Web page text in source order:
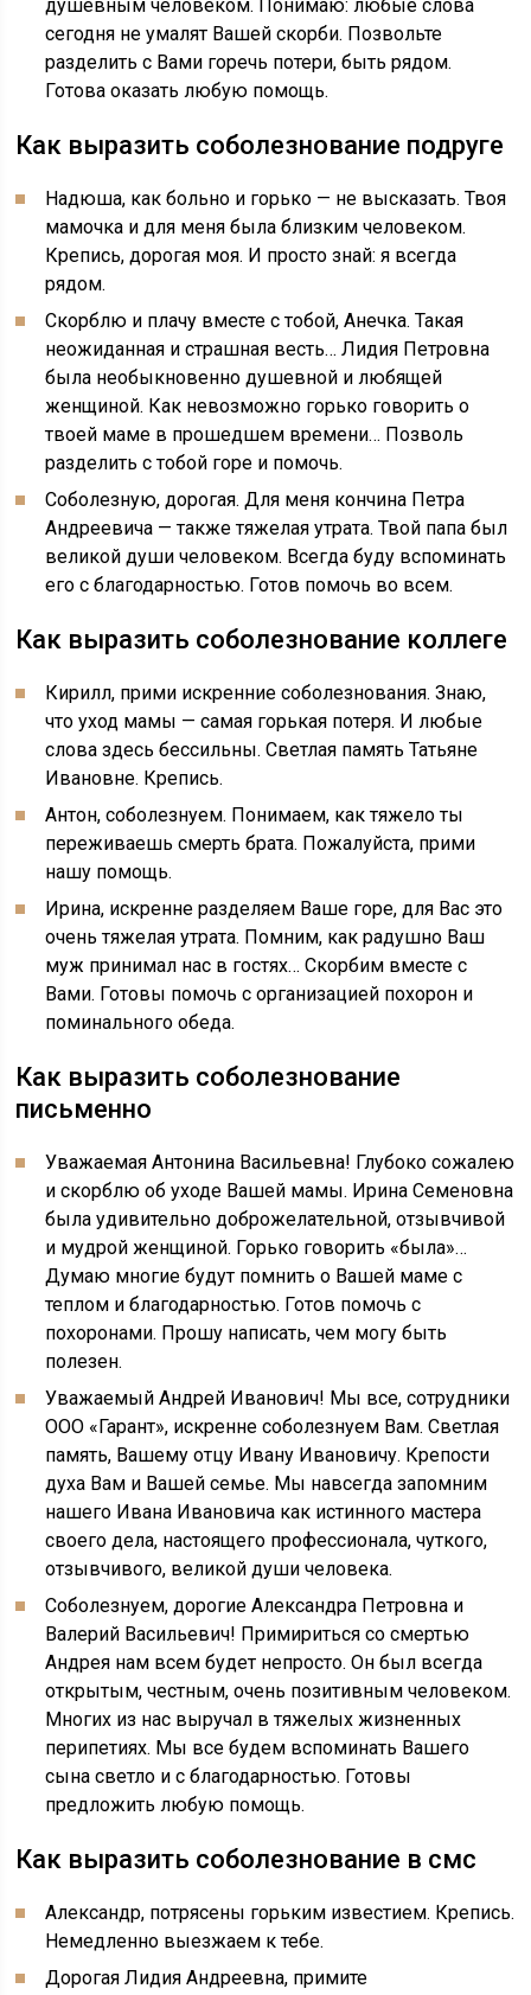
душевным человеком. Понимаю: любые слова
сегодня не умалят Вашей скорби. Позвольте
разделить с Вами горечь потери, быть рядом.
Готова оказать любую помощь.
Как выразить соболезнование подруге
Надюша, как больно и горько — не высказать. Твоя
мамочка и для меня была близким человеком.
Крепись, дорогая моя. И просто знай: я всегда
рядом.
Скорблю и плачу вместе с тобой, Анечка. Такая
неожиданная и страшная весть… Лидия Петровна
была необыкновенно душевной и любящей
женщиной. Как невозможно горько говорить о
твоей маме в прошедшем времени… Позволь
разделить с тобой горе и помочь.
Соболезную, дорогая. Для меня кончина Петра
Андреевича — также тяжелая утрата. Твой папа был
великой души человеком. Всегда буду вспоминать
его с благодарностью. Готов помочь во всем.
Как выразить соболезнование коллеге
Кирилл, прими искренние соболезнования. Знаю,
что уход мамы — самая горькая потеря. И любые
слова здесь бессильны. Светлая память Татьяне
Ивановне. Крепись.
Антон, соболезнуем. Понимаем, как тяжело ты
переживаешь смерть брата. Пожалуйста, прими
нашу помощь.
Ирина, искренне разделяем Ваше горе, для Вас это
очень тяжелая утрата. Помним, как радушно Ваш
муж принимал нас в гостях… Скорбим вместе с
Вами. Готовы помочь с организацией похорон и
поминального обеда.
Как выразить соболезнование
письменно
Уважаемая Антонина Васильевна! Глубоко сожалею
и скорблю об уходе Вашей мамы. Ирина Семеновна
была удивительно доброжелательной, отзывчивой
и мудрой женщиной. Горько говорить «была»…
Думаю многие будут помнить о Вашей маме с
теплом и благодарностью. Готов помочь с
похоронами. Прошу написать, чем могу быть
полезен.
Уважаемый Андрей Иванович! Мы все, сотрудники
ООО «Гарант», искренне соболезнуем Вам. Светлая
память, Вашему отцу Ивану Ивановичу. Крепости
духа Вам и Вашей семье. Мы навсегда запомним
нашего Ивана Ивановича как истинного мастера
своего дела, настоящего профессионала, чуткого,
отзывчивого, великой души человека.
Соболезнуем, дорогие Александра Петровна и
Валерий Васильевич! Примириться со смертью
Андрея нам всем будет непросто. Он был всегда
открытым, честным, очень позитивным человеком.
Многих из нас выручал в тяжелых жизненных
перипетиях. Мы все будем вспоминать Вашего
сына светло и с благодарностью. Готовы
предложить любую помощь.
Как выразить соболезнование в смс
Александр, потрясены горьким известием. Крепись.
Немедленно выезжаем к тебе.
Дорогая Лидия Андреевна, примите